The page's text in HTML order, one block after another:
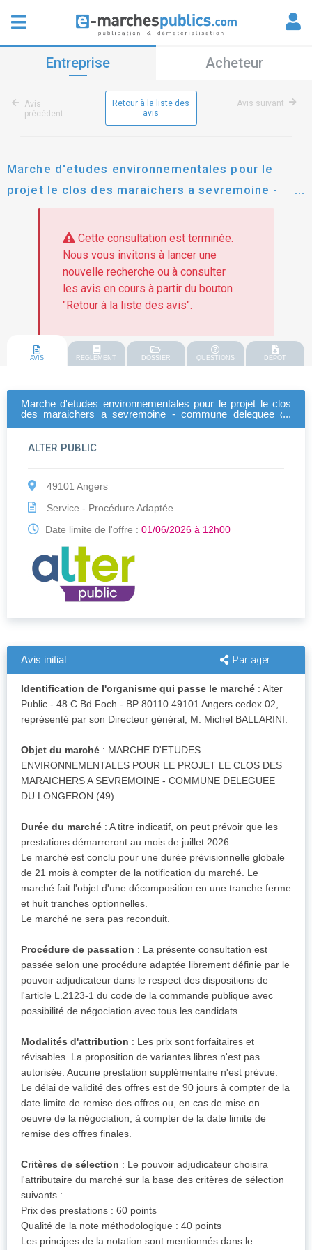
Entreprise Acheteur
Avis
précédent
Retour à la liste des
avis
Avis suivant
Marche d'etudes environnementales pour le
projet le clos des maraichers a sevremoine -
commune deleguee du longeron (49)
Cette consultation est terminée.
Nous vous invitons à lancer une
nouvelle recherche ou à consulter
les avis en cours à partir du bouton
"Retour à la liste des avis".
AVIS REGLEMENT DOSSIER QUESTIONS DEPOT
Marche d'etudes environnementales pour le projet le clos
des maraichers a sevremoine - commune deleguee du
ALTER PUBLIC
49101 Angers
Service - Procédure Adaptée
Date limite de l'offre : 01/06/2026 à 12h00
Avis initial Partager
Identification de l'organisme qui passe le marché : Alter
Public - 48 C Bd Foch - BP 80110 49101 Angers cedex 02,
représenté par son Directeur général, M. Michel BALLARINI.
Objet du marché : MARCHE D'ETUDES
ENVIRONNEMENTALES POUR LE PROJET LE CLOS DES
MARAICHERS A SEVREMOINE - COMMUNE DELEGUEE
DU LONGERON (49)
Durée du marché : A titre indicatif, on peut prévoir que les
prestations démarreront au mois de juillet 2026.
Le marché est conclu pour une durée prévisionnelle globale
de 21 mois à compter de la notification du marché. Le
marché fait l'objet d'une décomposition en une tranche ferme
et huit tranches optionnelles.
Le marché ne sera pas reconduit.
Procédure de passation : La présente consultation est
passée selon une procédure adaptée librement définie par le
pouvoir adjudicateur dans le respect des dispositions de
l'article L.2123-1 du code de la commande publique avec
possibilité de négociation avec tous les candidats.
Modalités d'attribution : Les prix sont forfaitaires et
révisables. La proposition de variantes libres n'est pas
autorisée. Aucune prestation supplémentaire n'est prévue.
Le délai de validité des offres est de 90 jours à compter de la
date limite de remise des offres ou, en cas de mise en
oeuvre de la négociation, à compter de la date limite de
remise des offres finales.
Critères de sélection : Le pouvoir adjudicateur choisira
l'attributaire du marché sur la base des critères de sélection
suivants :
Prix des prestations : 60 points
Qualité de la note méthodologique : 40 points
Les principes de la notation sont mentionnés dans le